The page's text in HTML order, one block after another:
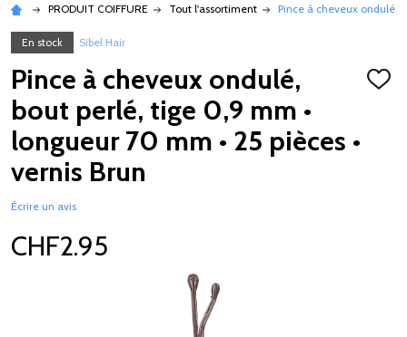
PRODUIT COIFFURE Tout l'assortiment Pince à cheveux ondulé,
En stock Sibel Hair
Pince à cheveux ondulé,
bout perlé, tige 0,9 mm •
longueur 70 mm • 25 pièces •
vernis Brun
Écrire un avis
CHF2.95